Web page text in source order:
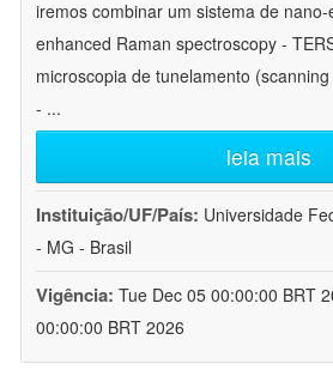
iremos combinar um sistema de
enhanced Raman spectroscopy -
microscopia de tunelamento
- ...
leia mais
Instituição/UF/País: Universidade
- MG - Brasil
Vigência: Tue Dec 05 00:00:00 BRT
00:00:00 BRT 2026